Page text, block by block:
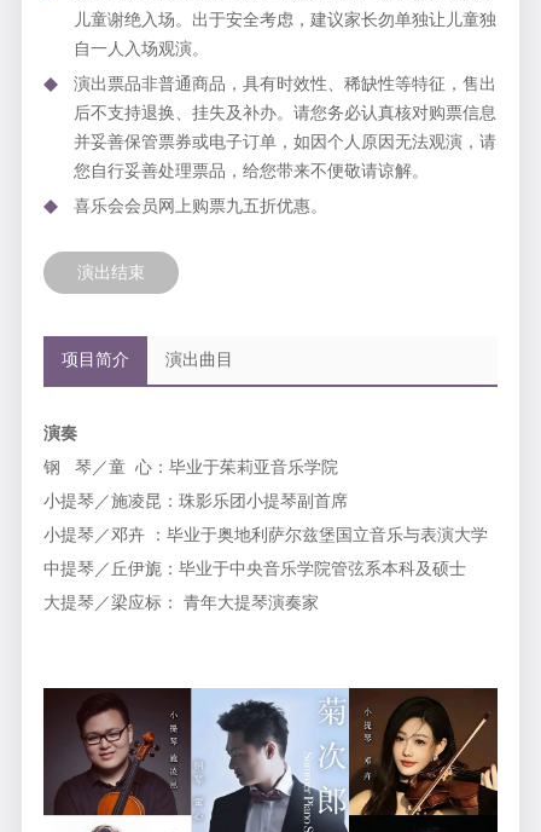
儿童谢绝入场。出于安全考虑，建议家长勿单独让儿童独
自一人入场观演。
演出票品非普通商品，具有时效性、稀缺性等特征，售出
后不支持退换、挂失及补办。请您务必认真核对购票信息
并妥善保管票券或电子订单，如因个人原因无法观演，请
您自行妥善处理票品，给您带来不便敬请谅解。
喜乐会会员网上购票九五折优惠。
演出结束
项目简介 演出曲目
演奏
钢 琴／童 心：毕业于茱莉亚音乐学院
小提琴／施凌昆：珠影乐团小提琴副首席
小提琴／邓卉 ：毕业于奥地利萨尔兹堡国立音乐与表演大学
中提琴／丘伊旎：毕业于中央音乐学院管弦系本科及硕士
大提琴／梁应标： 青年大提琴演奏家